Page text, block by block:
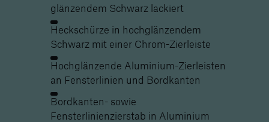
glänzendem Schwarz lackiert
Heckschürze in hochglänzendem
Schwarz mit einer Chrom-Zierleiste
Hochglänzende Aluminium-Zierleisten
an Fensterlinien und Bordkanten
Bordkanten- sowie
Fensterlinienzierstab in Aluminium